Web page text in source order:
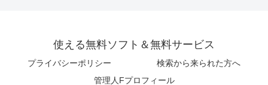
使える無料ソフト＆無料サービス
プライバシーポリシー
検索から来られた方へ
管理人Fプロフィール